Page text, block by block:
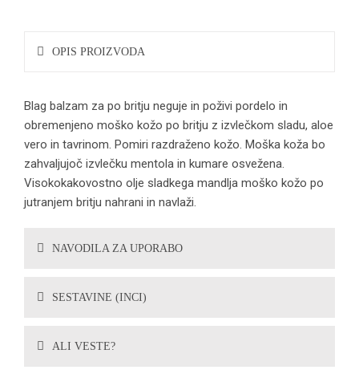
OPIS PROIZVODA
Blag balzam za po britju neguje in poživi pordelo in
obremenjeno moško kožo po britju z izvlečkom sladu, aloe
vero in tavrinom. Pomiri razdraženo kožo. Moška koža bo
zahvaljujoč izvlečku mentola in kumare osvežena.
Visokokakovostno olje sladkega mandlja moško kožo po
jutranjem britju nahrani in navlaži.
NAVODILA ZA UPORABO
SESTAVINE (INCI)
ALI VESTE?